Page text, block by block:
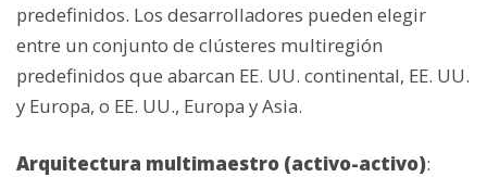
predefinidos. Los desarrolladores pueden elegir
entre un conjunto de clústeres multiregión
predefinidos que abarcan EE. UU. continental, EE. UU.
y Europa, o EE. UU., Europa y Asia.
Arquitectura multimaestro (activo-activo):